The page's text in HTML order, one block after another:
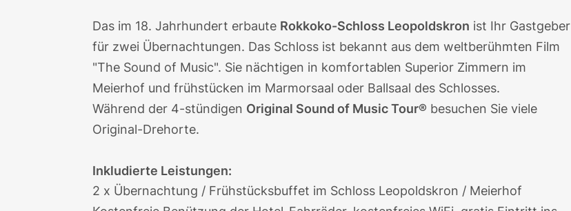
Das im 18. Jahrhundert erbaute Rokkoko-Schloss Leopoldskron ist Ihr Gastgeber
für zwei Übernachtungen. Das Schloss ist bekannt aus dem weltberühmten Film
"The Sound of Music". Sie nächtigen in komfortablen Superior Zimmern im
Meierhof und frühstücken im Marmorsaal oder Ballsaal des Schlosses.
Während der 4-stündigen Original Sound of Music Tour® besuchen Sie viele
Original-Drehorte.
Inkludierte Leistungen:
2 x Übernachtung / Frühstücksbuffet im Schloss Leopoldskron / Meierhof